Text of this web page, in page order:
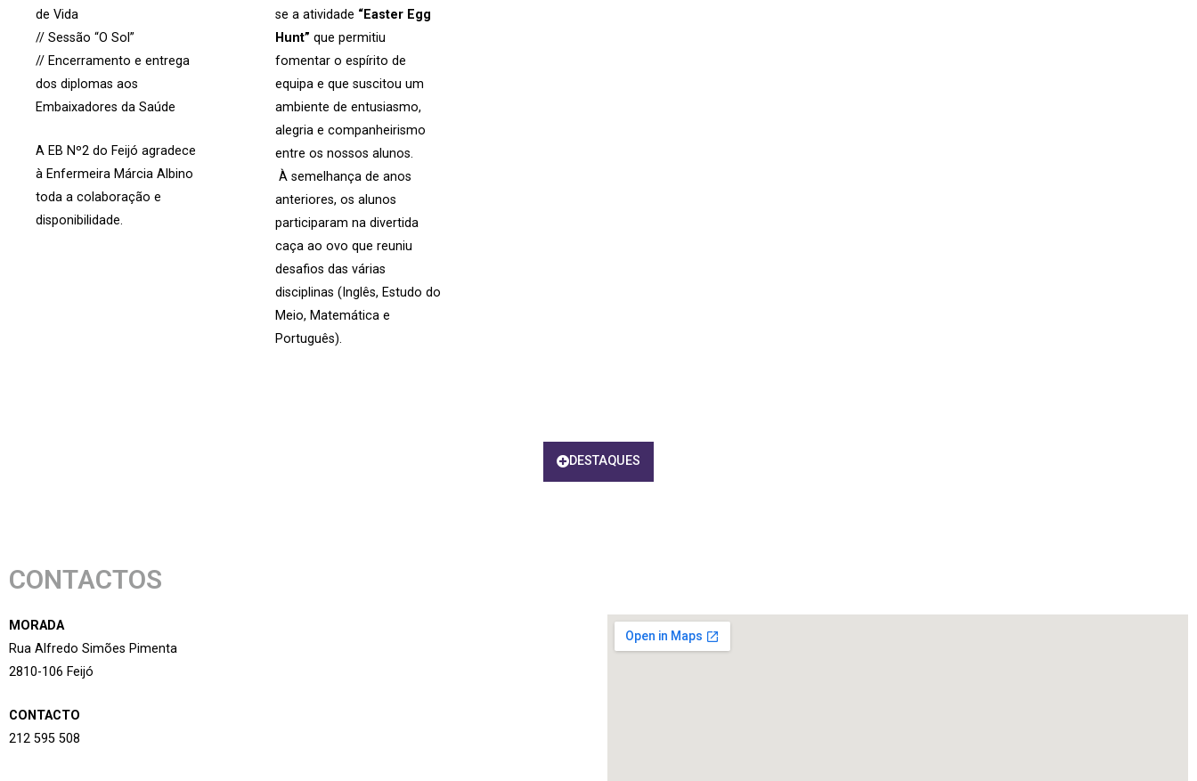
de Vida
// Sessão “O Sol”
// Encerramento e entrega
dos diplomas aos
Embaixadores da Saúde
A EB Nº2 do Feijó agradece
à Enfermeira Márcia Albino
toda a colaboração e
disponibilidade.
se a atividade “Easter Egg
Hunt” que permitiu
fomentar o espírito de
equipa e que suscitou um
ambiente de entusiasmo,
alegria e companheirismo
entre os nossos alunos.
À semelhança de anos
anteriores, os alunos
participaram na divertida
caça ao ovo que reuniu
desafios das várias
disciplinas (Inglês, Estudo do
Meio, Matemática e
Português).
DESTAQUES
CONTACTOS
MORADA
Rua Alfredo Simões Pimenta
2810-106 Feijó
CONTACTO
212 595 508